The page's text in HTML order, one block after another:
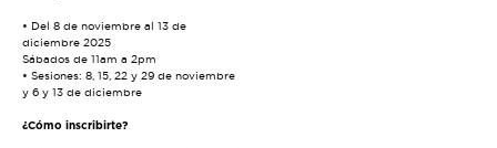
• Del 8 de noviembre al 13 de
diciembre 2025
Sábados de 11am a 2pm
• Sesiones: 8, 15, 22 y 29 de noviembre
y 6 y 13 de diciembre
¿Cómo inscribirte?